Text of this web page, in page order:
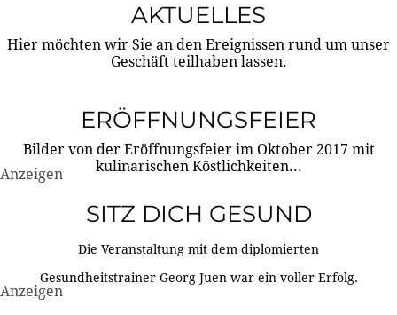
AKTUELLES
Hier möchten wir Sie an den Ereignissen rund um unser
Geschäft teilhaben lassen.
ERÖFFNUNGSFEIER
Bilder von der Eröffnungsfeier im Oktober 2017 mit
kulinarischen Köstlichkeiten...
Anzeigen
SITZ DICH GESUND
Die Veranstaltung mit dem diplomierten
Gesundheitstrainer Georg Juen war ein voller Erfolg.
Anzeigen